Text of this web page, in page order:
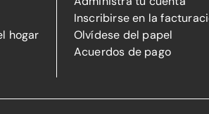
hogar
Inscribirse en la
Olvídese del papel
Acuerdos de pago